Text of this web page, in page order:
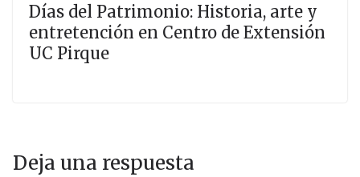
Días del Patrimonio: Historia, arte y
entretención en Centro de Extensión
UC Pirque
Deja una respuesta